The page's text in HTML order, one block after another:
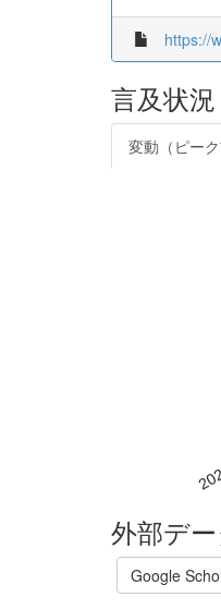
https://
言及状況
変動（ピーク
外部デ
Google